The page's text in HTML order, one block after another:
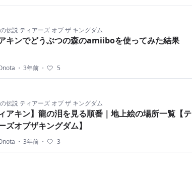
伝説 ティアーズ オブ ザ キングダム
キンでどうぶつの森のamiiboを使ってみた結果
・ 3年前 ・ 5
伝説 ティアーズ オブ ザ キングダム
ィアキン】龍の泪を見る順番｜地上絵の場所一覧【テ
ズオブザキングダム】
・ 3年前 ・ 3